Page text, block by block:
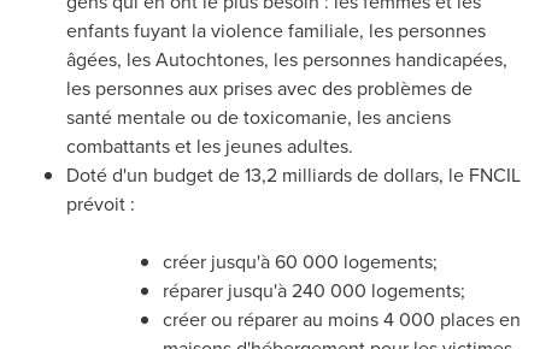
enfants fuyant la violence familiale, les personnes
âgées, les Autochtones, les personnes handicapées,
les personnes aux prises avec des problèmes de
santé mentale ou de toxicomanie, les anciens
combattants et les jeunes adultes.
Doté d'un budget de 13,2 milliards de dollars, le FNCIL
prévoit :
créer jusqu'à 60 000 logements;
réparer jusqu'à 240 000 logements;
créer ou réparer au moins 4 000 places en